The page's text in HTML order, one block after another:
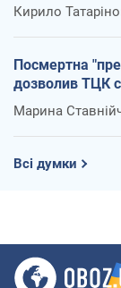
Кирило
Посмертна
дозволив ТЦК
Марина
Всі думки